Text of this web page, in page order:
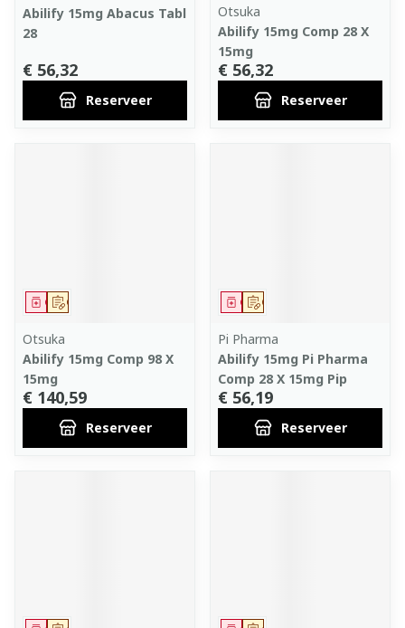
Abilify 15mg Abacus Tabl
28
€ 56,32
Reserveer
Otsuka
Abilify 15mg Comp 28 X
15mg
€ 56,32
Reserveer
Op voorschrift
Geneesmiddel
Otsuka
Abilify 15mg Comp 98 X
15mg
€ 140,59
Reserveer
Op voorschrift
Geneesmiddel
Pi Pharma
Abilify 15mg Pi Pharma
Comp 28 X 15mg Pip
€ 56,19
Reserveer